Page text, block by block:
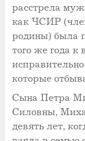
расстрела
как ЧСИР
родины) была
того же года к
которые
Сына Петра
Силовны,
девять лет,